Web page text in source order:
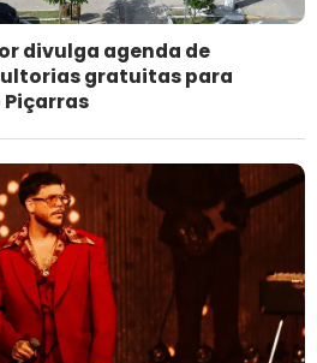
divulga agenda de
gratuitas para